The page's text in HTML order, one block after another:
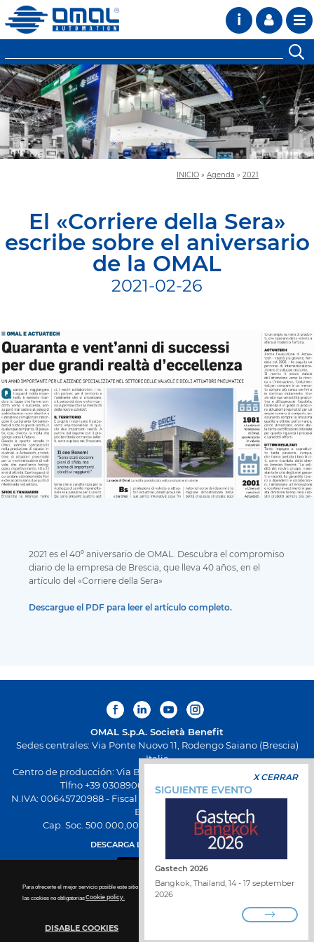
Para ofrecerte el mejor servicio posible este sitio utiliza las cookies. Para más detalles sobre la desactivación de
las cookies no obligatoriasCookie policy.
DISABLE COOKIES
i
INICIO » Agenda » 2021
El «Corriere della Sera»
escribe sobre el aniversario
de la OMAL
2021-02-26
2021 es el 40º aniversario de OMAL. Descubra el compromiso
diario de la empresa de Brescia, que lleva 40 años, en el
artículo del «Corriere della Sera»
Descargue el PDF para leer el artículo completo.
OMAL S.p.A. Società Benefit
Sedes centrales: Via Ponte Nuovo 11, Rodengo Saiano (Brescia)
Italia
Centro de producción: Via Brognolo 12, Passirano (Brescia) Italia
Tlfno +39 0308900145 Fax +39 0308900423
N.IVA: 00645720988 - Fiscal Code: 01661640175 - Inscripción REA
BS-258271
Cap. Soc. 500.000,00 € totalmente desembolsado
DESCARGA LA NUEVA APP OMAL
X CERRAR
SIGUIENTE EVENTO
Gastech 2026
Bangkok, Thailand, 14 - 17 september
2026